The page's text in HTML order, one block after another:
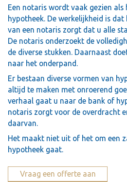
Een notaris wordt vaak gezien als
hypotheek. De werkelijkheid is
van een notaris zorgt dat u alle
De notaris onderzoekt de
de diverse stukken. Daarnaast
naar het onderpand.
Er bestaan diverse vormen van
altijd te maken met onroerend
verhaal gaat u naar de bank of
notaris zorgt voor de overdracht
daarvan.
Het maakt niet uit of het om een
hypotheek gaat.
Vraag een offerte aan